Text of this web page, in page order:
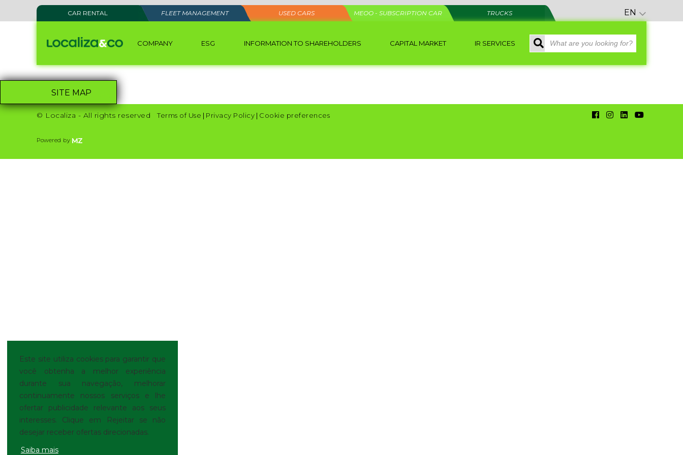
Este site utiliza cookies para garantir que
você obtenha a melhor experiência
durante sua navegação, melhorar
continuamente nossos serviços e lhe
ofertar publicidade relevante aos seus
interesses. Clique em Rejeitar se não
desejar receber ofertas direcionadas.
Saiba mais
CAR RENTAL FLEET MANAGEMENT USED CARS MEOO - SUBSCRIPTION CAR TRUCKS EN
COMPANY ESG INFORMATION TO SHAREHOLDERS CAPITAL MARKET IR SERVICES
SITE MAP
© Localiza - All rights reserved Terms of Use | Privacy Policy | Cookie preferences
Powered by